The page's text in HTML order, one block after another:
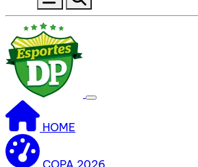
HOME
COPA 2026